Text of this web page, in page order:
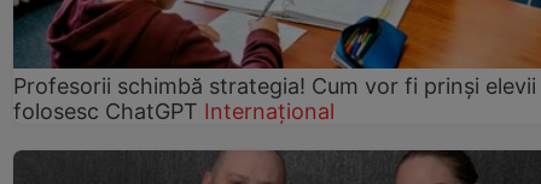
Profesorii schimbă strategia! Cum vor fi prinși elevii
folosesc ChatGPT Internațional